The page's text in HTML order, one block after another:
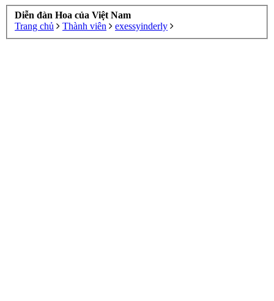
Diễn đàn Hoa của Việt Nam
Trang chủ
Thành viên exessyinderly